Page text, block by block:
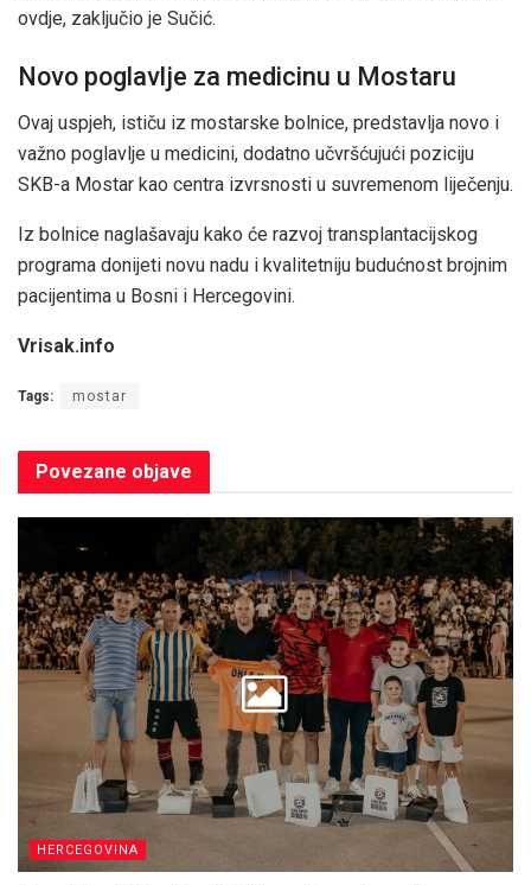
ovdje, zaključio je Sučić.
Novo poglavlje za medicinu u Mostaru
Ovaj uspjeh, ističu iz mostarske bolnice, predstavlja novo i
važno poglavlje u medicini, dodatno učvršćujući poziciju
SKB-a Mostar kao centra izvrsnosti u suvremenom liječenju.
Iz bolnice naglašavaju kako će razvoj transplantacijskog
programa donijeti novu nadu i kvalitetniju budućnost brojnim
pacijentima u Bosni i Hercegovini.
Vrisak.info
Tags: mostar
Povezane objave
HERCEGOVINA